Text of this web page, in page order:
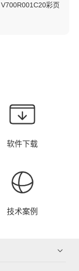
彩页
软件下载
技术案例